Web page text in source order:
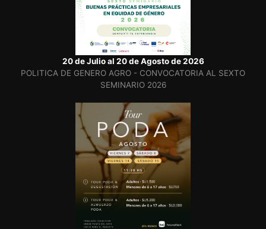
20 de Julio al 20 de Agosto de 2026
POLITICA DE GENERO AGRO - CONVOCATORIA AL SEXTO
SEMINARIO 2026